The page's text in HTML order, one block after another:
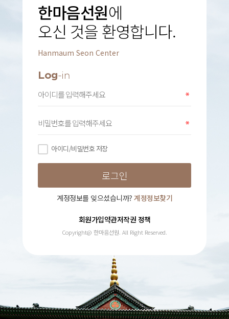
한마음선원에
오신 것을 환영합니다.
Hanmaum Seon Center
Log-in
아이디/비밀번호 저장
계정정보를 잊으셨습니까? 계정정보찾기
회원가입약관저작권 정책
Copyright@ 한마음선원. All Right Reserved.